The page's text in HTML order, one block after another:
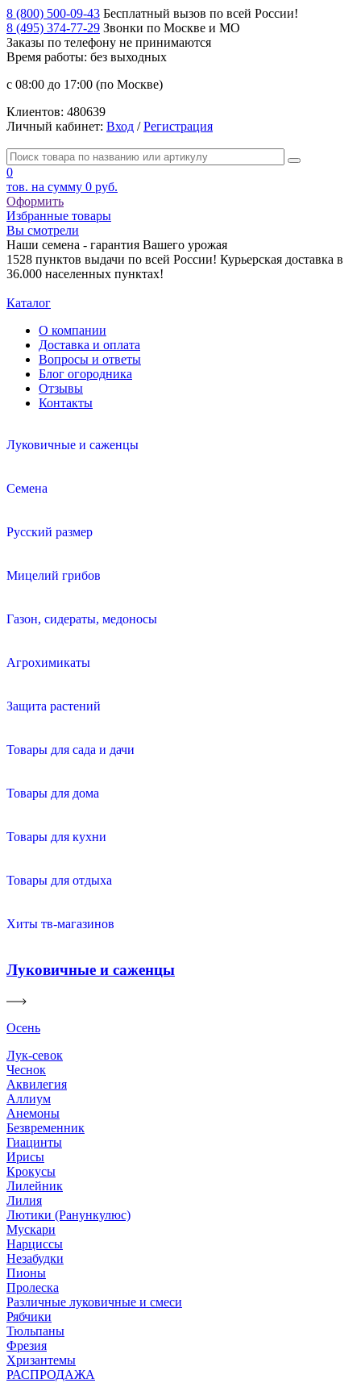
8 (800) 500-09-43 Бесплатный вызов по всей России!
8 (495) 374-77-29 Звонки по Москве и МО
Заказы по телефону не принимаются
Время работы: без выходных
с 08:00 до 17:00 (по Москве)
Клиентов: 480639
Личный кабинет: Вход /Регистрация
0
тов. на сумму 0 руб.
Оформить
Избранные товары
Вы смотрели
Наши семена - гарантия Вашего урожая
1528 пунктов выдачи по всей России! Курьерская доставка в
36.000 населенных пунктах!
Каталог
О компании
Доставка и оплата
Вопросы и ответы
Блог огородника
Отзывы
Контакты
Луковичные и саженцы
Семена
Русский размер
Мицелий грибов
Газон, сидераты, медоносы
Агрохимикаты
Защита растений
Товары для сада и дачи
Товары для дома
Товары для кухни
Товары для отдыха
Хиты тв-магазинов
Луковичные и саженцы
Осень
Лук-севок
Чеснок
Аквилегия
Аллиум
Анемоны
Безвременник
Гиацинты
Ирисы
Крокусы
Лилейник
Лилия
Лютики (Ранункулюс)
Мускари
Нарцисcы
Незабудки
Пионы
Пролеска
Различные луковичные и смеси
Рябчики
Тюльпаны
Фрезия
Хризантемы
РАСПРОДАЖА